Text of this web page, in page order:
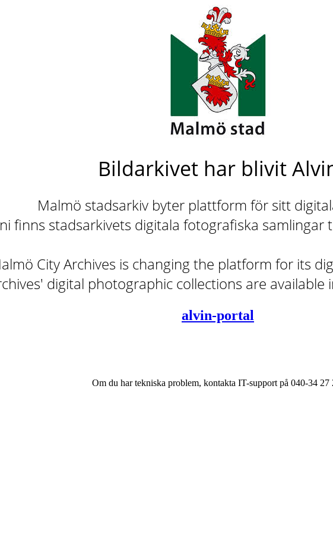
Bildarkivet har blivit
Malmö stadsarkiv byter plattform för sitt
finns stadsarkivets digitala fotografiska samlingar
City Archives is changing the platform for its
digital photographic collections are
alvin-portal
Om du har tekniska problem, kontakta IT-support på 040-34 27